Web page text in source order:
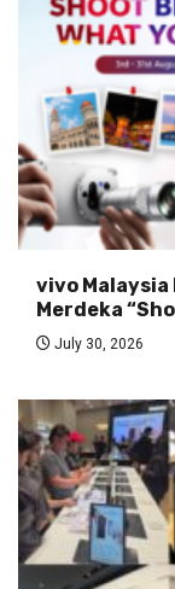
vivo
Merdeka
July 30, 2026